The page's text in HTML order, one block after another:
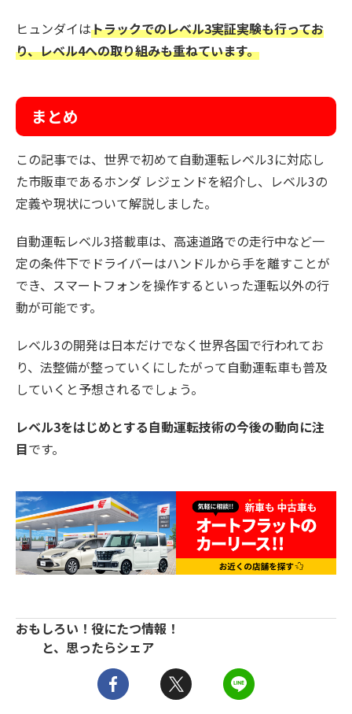
ヒュンダイはトラックでのレベル3実証実験も行ってお
り、レベル4への取り組みも重ねています。
まとめ
この記事では、世界で初めて自動運転レベル3に対応し
た市販車であるホンダ レジェンドを紹介し、レベル3の
定義や現状について解説しました。
自動運転レベル3搭載車は、高速道路での走行中など一
定の条件下でドライバーはハンドルから手を離すことが
でき、スマートフォンを操作するといった運転以外の行
動が可能です。
レベル3の開発は日本だけでなく世界各国で行われてお
り、法整備が整っていくにしたがって自動運転車も普及
していくと予想されるでしょう。
レベル3をはじめとする自動運転技術の今後の動向に注
目です。
おもしろい！役にたつ情報！
と、思ったらシェア